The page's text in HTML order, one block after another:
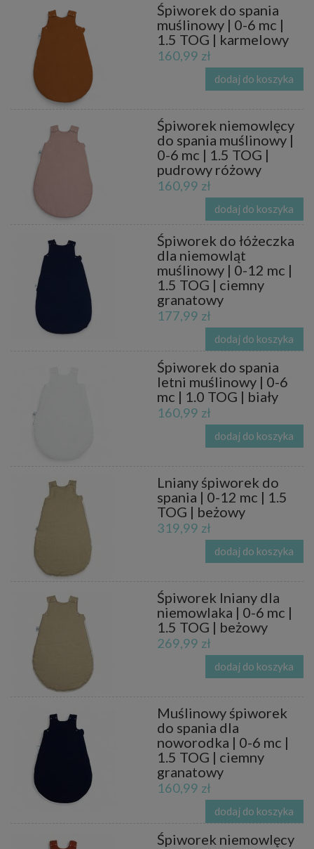
Śpiworek do spania
muślinowy | 0-6 mc |
1.5 TOG | karmelowy
160,99 zł
dodaj do koszyka
Śpiworek niemowlęcy
do spania muślinowy |
0-6 mc | 1.5 TOG |
pudrowy różowy
160,99 zł
dodaj do koszyka
Śpiworek do łóżeczka
dla niemowląt
muślinowy | 0-12 mc |
1.5 TOG | ciemny
granatowy
177,99 zł
dodaj do koszyka
Śpiworek do spania
letni muślinowy | 0-6
mc | 1.0 TOG | biały
160,99 zł
dodaj do koszyka
Lniany śpiworek do
spania | 0-12 mc | 1.5
TOG | beżowy
319,99 zł
dodaj do koszyka
Śpiworek lniany dla
niemowlaka | 0-6 mc |
1.5 TOG | beżowy
269,99 zł
dodaj do koszyka
Muślinowy śpiworek
do spania dla
noworodka | 0-6 mc |
1.5 TOG | ciemny
granatowy
160,99 zł
dodaj do koszyka
Śpiworek niemowlęcy